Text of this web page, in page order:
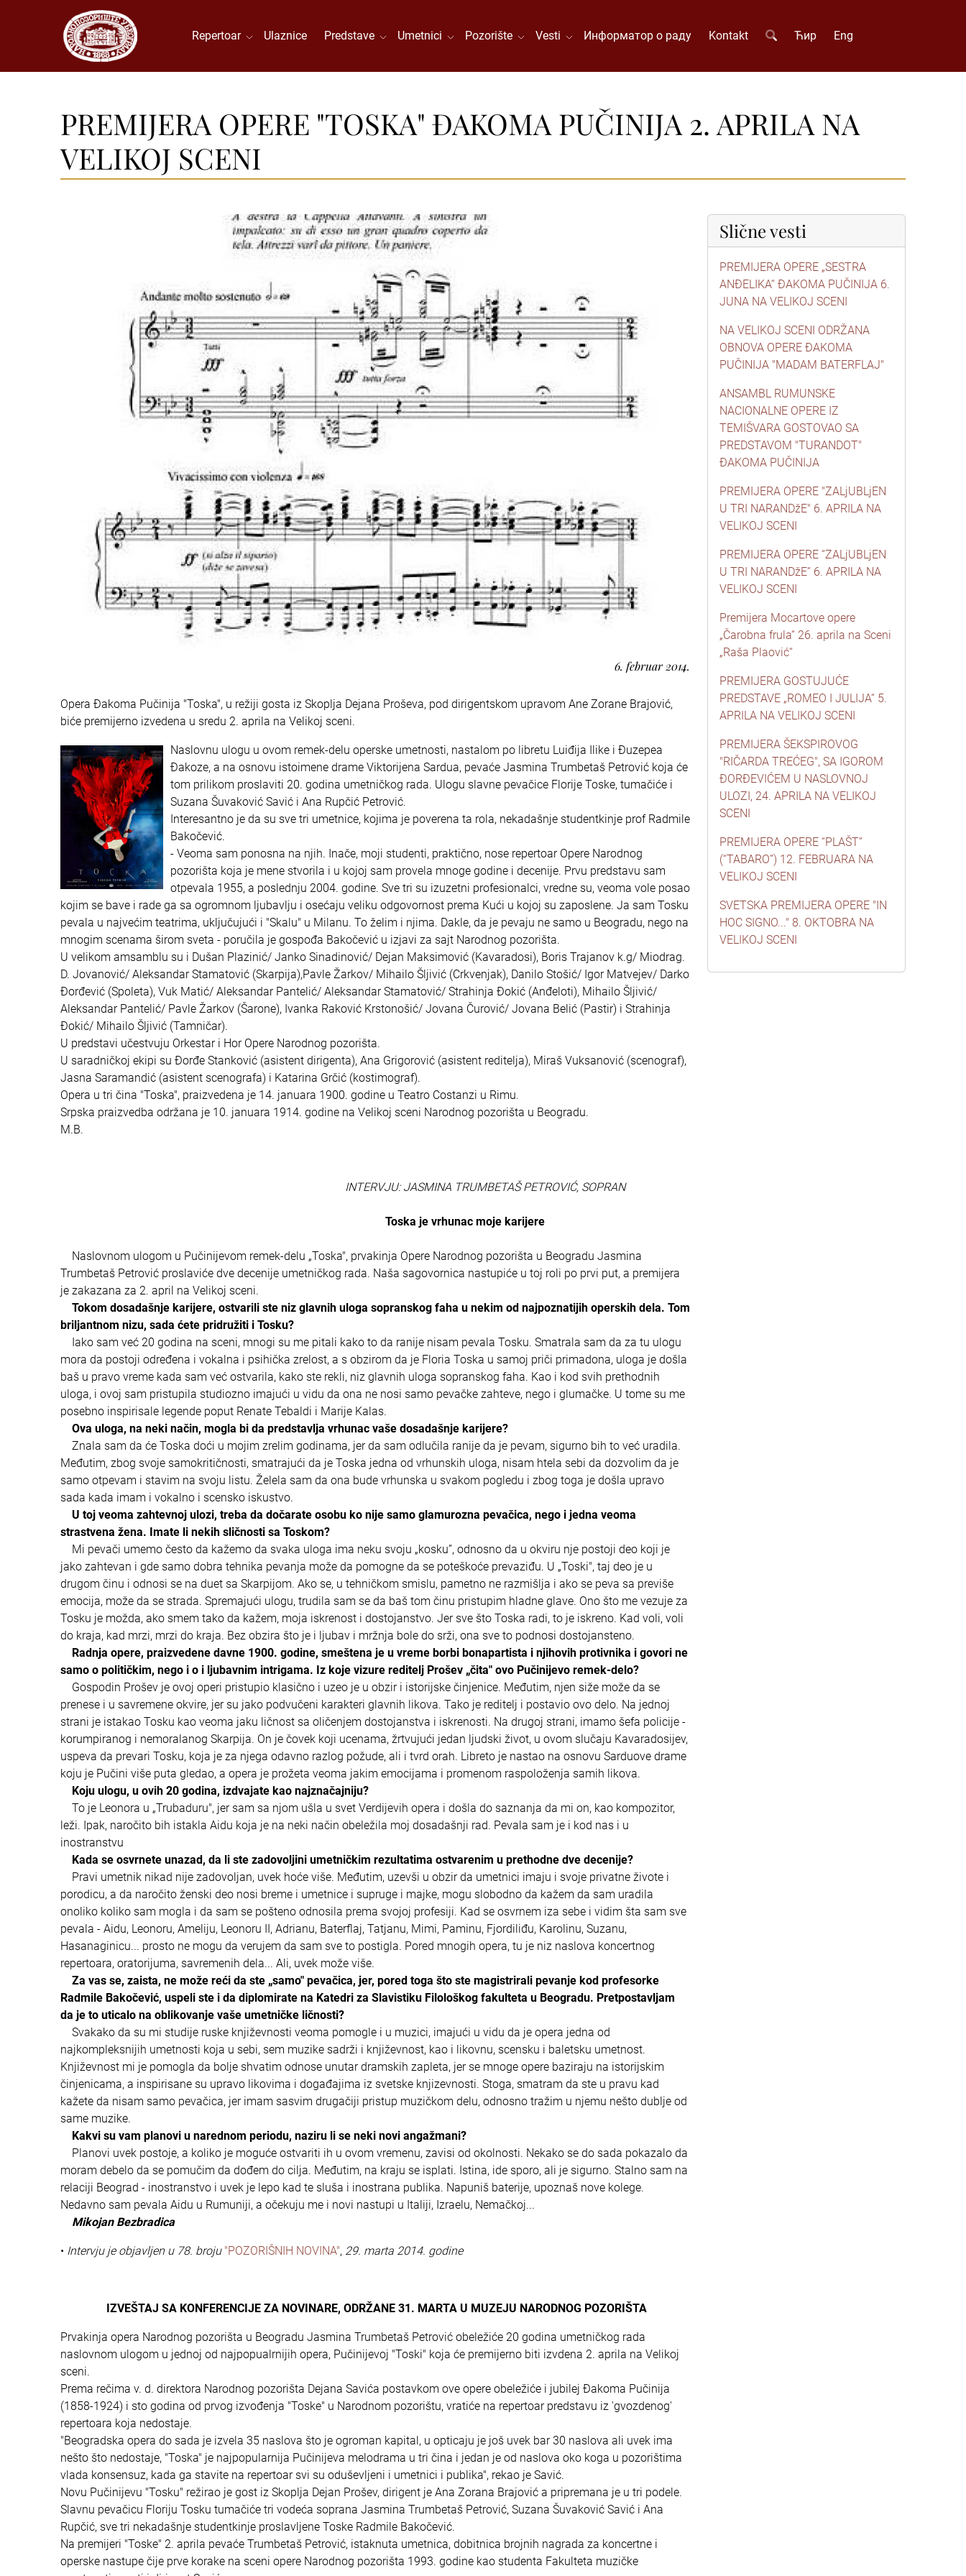
Repertoar Ulaznice Predstave Umetnici Pozorište Vesti Информатор о раду Kontakt Ћир Eng
PREMIJERA OPERE "TOSKA" ĐAKOMA PUČINIJA 2. APRILA NA
VELIKOJ SCENI
6. februar 2014.
Opera Đakoma Pučinija "Toska", u režiji gosta iz Skoplja Dejana Proševa, pod dirigentskom upravom Ane Zorane Brajović,
biće premijerno izvedena u sredu 2. aprila na Velikoj sceni.
Naslovnu ulogu u ovom remek-delu operske umetnosti, nastalom po libretu Luiđija Ilike i Đuzepea
Đakoze, a na osnovu istoimene drame Viktorijena Sardua, pevaće Jasmina Trumbetaš Petrović koja će
tom prilikom proslaviti 20. godina umetničkog rada. Ulogu slavne pevačice Florije Toske, tumačiće i
Suzana Šuvaković Savić i Ana Rupčić Petrović.
Interesantno je da su sve tri umetnice, kojima je poverena ta rola, nekadašnje studentkinje prof Radmile
Bakočević.
- Veoma sam ponosna na njih. Inače, moji studenti, praktično, nose repertoar Opere Narodnog
pozorišta koja je mene stvorila i u kojoj sam provela mnoge godine i decenije. Prvu predstavu sam
otpevala 1955, a poslednju 2004. godine. Sve tri su izuzetni profesionalci, vredne su, veoma vole posao
kojim se bave i rade ga sa ogromnom ljubavlju i osećaju veliku odgovornost prema Kući u kojoj su zaposlene. Ja sam Tosku
pevala u najvećim teatrima, uključujući i "Skalu" u Milanu. To želim i njima. Dakle, da je pevaju ne samo u Beogradu, nego na
mnogim scenama širom sveta - poručila je gospođa Bakočević u izjavi za sajt Narodnog pozorišta.
U velikom amsamblu su i Dušan Plazinić/ Janko Sinadinović/ Dejan Maksimović (Kavaradosi), Boris Trajanov k.g/ Miodrag.
D. Jovanović/ Aleksandar Stamatović (Skarpija),Pavle Žarkov/ Mihailo Šljivić (Crkvenjak), Danilo Stošić/ Igor Matvejev/ Darko
Đorđević (Spoleta), Vuk Matić/ Aleksandar Pantelić/ Aleksandar Stamatović/ Strahinja Đokić (Anđeloti), Mihailo Šljivić/
Aleksandar Pantelić/ Pavle Žarkov (Šarone), Ivanka Raković Krstonošić/ Jovana Čurović/ Jovana Belić (Pastir) i Strahinja
Đokić/ Mihailo Šljivić (Tamničar).
U predstavi učestvuju Orkestar i Hor Opere Narodnog pozorišta.
U saradničkoj ekipi su Đorđe Stanković (asistent dirigenta), Ana Grigorović (asistent reditelja), Miraš Vuksanović (scenograf),
Jasna Saramandić (asistent scenografa) i Katarina Grčić (kostimograf).
Opera u tri čina "Toska", praizvedena je 14. januara 1900. godine u Teatro Costanzi u Rimu.
Srpska praizvedba održana je 10. januara 1914. godine na Velikoj sceni Narodnog pozorišta u Beogradu.
M.B.
INTERVJU: JASMINA TRUMBETAŠ PETROVIĆ, SOPRAN
Toska je vrhunac moje karijere
Naslovnom ulogom u Pučinijevom remek-delu „Toska", prvakinja Opere Narodnog pozorišta u Beogradu Jasmina
Trumbetaš Petrović proslaviće dve decenije umetničkog rada. Naša sagovornica nastupiće u toj roli po prvi put, a premijera
je zakazana za 2. april na Velikoj sceni.
Tokom dosadašnje karijere, ostvarili ste niz glavnih uloga sopranskog faha u nekim od najpoznatijih operskih dela. Tom
briljantnom nizu, sada ćete pridružiti i Tosku?
Iako sam već 20 godina na sceni, mnogi su me pitali kako to da ranije nisam pevala Tosku. Smatrala sam da za tu ulogu
mora da postoji određena i vokalna i psihička zrelost, a s obzirom da je Floria Toska u samoj priči primadona, uloga je došla
baš u pravo vreme kada sam već ostvarila, kako ste rekli, niz glavnih uloga sopranskog faha. Kao i kod svih prethodnih
uloga, i ovoj sam pristupila studiozno imajući u vidu da ona ne nosi samo pevačke zahteve, nego i glumačke. U tome su me
posebno inspirisale legende poput Renate Tebaldi i Marije Kalas.
Ova uloga, na neki način, mogla bi da predstavlja vrhunac vaše dosadašnje karijere?
Znala sam da će Toska doći u mojim zrelim godinama, jer da sam odlučila ranije da je pevam, sigurno bih to već uradila.
Međutim, zbog svoje samokritičnosti, smatrajući da je Toska jedna od vrhunskih uloga, nisam htela sebi da dozvolim da je
samo otpevam i stavim na svoju listu. Želela sam da ona bude vrhunska u svakom pogledu i zbog toga je došla upravo
sada kada imam i vokalno i scensko iskustvo.
U toj veoma zahtevnoj ulozi, treba da dočarate osobu ko nije samo glamurozna pevačica, nego i jedna veoma
strastvena žena. Imate li nekih sličnosti sa Toskom?
Mi pevači umemo često da kažemo da svaka uloga ima neku svoju „kosku”, odnosno da u okviru nje postoji deo koji je
jako zahtevan i gde samo dobra tehnika pevanja može da pomogne da se poteškoće prevaziđu. U „Toski", taj deo je u
drugom činu i odnosi se na duet sa Skarpijom. Ako se, u tehničkom smislu, pametno ne razmišlja i ako se peva sa previše
emocija, može da se strada. Spremajući ulogu, trudila sam se da baš tom činu pristupim hladne glave. Ono što me vezuje za
Tosku je možda, ako smem tako da kažem, moja iskrenost i dostojanstvo. Jer sve što Toska radi, to je iskreno. Kad voli, voli
do kraja, kad mrzi, mrzi do kraja. Bez obzira što je i ljubav i mržnja bole do srži, ona sve to podnosi dostojansteno.
Radnja opere, praizvedene davne 1900. godine, smeštena je u vreme borbi bonapartista i njihovih protivnika i govori ne
samo o političkim, nego i o i ljubavnim intrigama. Iz koje vizure reditelj Prošev „čita" ovo Pučinijevo remek-delo?
Gospodin Prošev je ovoj operi pristupio klasično i uzeo je u obzir i istorijske činjenice. Međutim, njen siže može da se
prenese i u savremene okvire, jer su jako podvučeni karakteri glavnih likova. Tako je reditelj i postavio ovo delo. Na jednoj
strani je istakao Tosku kao veoma jaku ličnost sa oličenjem dostojanstva i iskrenosti. Na drugoj strani, imamo šefa policije -
korumpiranog i nemoralanog Skarpija. On je čovek koji ucenama, žrtvujući jedan ljudski život, u ovom slučaju Kavaradosijev,
uspeva da prevari Tosku, koja je za njega odavno razlog požude, ali i tvrd orah. Libreto je nastao na osnovu Sarduove drame
koju je Pučini više puta gledao, a opera je prožeta veoma jakim emocijama i promenom raspoloženja samih likova.
Koju ulogu, u ovih 20 godina, izdvajate kao najznačajniju?
To je Leonora u „Trubaduru", jer sam sa njom ušla u svet Verdijevih opera i došla do saznanja da mi on, kao kompozitor,
leži. Ipak, naročito bih istakla Aidu koja je na neki način obeležila moj dosadašnji rad. Pevala sam je i kod nas i u
inostranstvu
Kada se osvrnete unazad, da li ste zadovoljini umetničkim rezultatima ostvarenim u prethodne dve decenije?
Pravi umetnik nikad nije zadovoljan, uvek hoće više. Međutim, uzevši u obzir da umetnici imaju i svoje privatne živote i
porodicu, a da naročito ženski deo nosi breme i umetnice i supruge i majke, mogu slobodno da kažem da sam uradila
onoliko koliko sam mogla i da sam se pošteno odnosila prema svojoj profesiji. Kad se osvrnem iza sebe i vidim šta sam sve
pevala - Aidu, Leonoru, Ameliju, Leonoru II, Adrianu, Baterflaj, Tatjanu, Mimi, Paminu, Fjordiliđu, Karolinu, Suzanu,
Hasanaginicu... prosto ne mogu da verujem da sam sve to postigla. Pored mnogih opera, tu je niz naslova koncertnog
repertoara, oratorijuma, savremenih dela... Ali, uvek može više.
Za vas se, zaista, ne može reći da ste „samo" pevačica, jer, pored toga što ste magistrirali pevanje kod profesorke
Radmile Bakočević, uspeli ste i da diplomirate na Katedri za Slavistiku Filološkog fakulteta u Beogradu. Pretpostavljam
da je to uticalo na oblikovanje vaše umetničke ličnosti?
Svakako da su mi studije ruske književnosti veoma pomogle i u muzici, imajući u vidu da je opera jedna od
najkompleksnijih umetnosti koja u sebi, sem muzike sadrži i književnost, kao i likovnu, scensku i baletsku umetnost.
Književnost mi je pomogla da bolje shvatim odnose unutar dramskih zapleta, jer se mnoge opere baziraju na istorijskim
činjenicama, a inspirisane su upravo likovima i događajima iz svetske knjizevnosti. Stoga, smatram da ste u pravu kad
kažete da nisam samo pevačica, jer imam sasvim drugačiji pristup muzičkom delu, odnosno tražim u njemu nešto dublje od
same muzike.
Kakvi su vam planovi u narednom periodu, naziru li se neki novi angažmani?
Planovi uvek postoje, a koliko je moguće ostvariti ih u ovom vremenu, zavisi od okolnosti. Nekako se do sada pokazalo da
moram debelo da se pomučim da dođem do cilja. Međutim, na kraju se isplati. Istina, ide sporo, ali je sigurno. Stalno sam na
relaciji Beograd - inostranstvo i uvek je lepo kad te sluša i inostrana publika. Napuniš baterije, upoznaš nove kolege.
Nedavno sam pevala Aidu u Rumuniji, a očekuju me i novi nastupi u Italiji, Izraelu, Nemačkoj...
Mikojan Bezbradica
• Intervju je objavljen u 78. broju "POZORIŠNIH NOVINA", 29. marta 2014. godine
IZVEŠTAJ SA KONFERENCIJE ZA NOVINARE, ODRŽANE 31. MARTA U MUZEJU NARODNOG POZORIŠTA
Prvakinja opera Narodnog pozorišta u Beogradu Jasmina Trumbetaš Petrović obeležiće 20 godina umetničkog rada
naslovnom ulogom u jednoj od najpopualrnijih opera, Pučinijevoj "Toski" koja će premijerno biti izvdena 2. aprila na Velikoj
sceni.
Prema rečima v. d. direktora Narodnog pozorišta Dejana Savića postavkom ove opere obeležiće i jubilej Đakoma Pučinija
(1858-1924) i sto godina od prvog izvođenja "Toske" u Narodnom pozorištu, vratiće na repertoar predstavu iz 'gvozdenog'
repertoara koja nedostaje.
"Beogradska opera do sada je izvela 35 naslova što je ogroman kapital, u opticaju je još uvek bar 30 naslova ali uvek ima
nešto što nedostaje, "Toska" je najpopularnija Pučinijeva melodrama u tri čina i jedan je od naslova oko koga u pozorištima
vlada konsensuz, kada ga stavite na repertoar svi su oduševljeni i umetnici i publika", rekao je Savić.
Novu Pučinijevu "Tosku" režirao je gost iz Skoplja Dejan Prošev, dirigent je Ana Zorana Brajović a pripremana je u tri podele.
Slavnu pevačicu Floriju Tosku tumačiće tri vodeća soprana Jasmina Trumbetaš Petrović, Suzana Šuvaković Savić i Ana
Rupčić, sve tri nekadašnje studentkinje proslavljene Toske Radmile Bakočević.
Na premijeri "Toske" 2. aprila pevaće Trumbetaš Petrović, istaknuta umetnica, dobitnica brojnih nagrada za koncertne i
operske nastupe čije prve korake na sceni opere Narodnog pozorišta 1993. godine kao studenta Fakulteta muzičke
Slične vesti
PREMIJERA OPERE „SESTRA
ANĐELIKA“ ĐAKOMA PUČINIJA 6.
JUNA NA VELIKOJ SCENI
NA VELIKOJ SCENI ODRŽANA
OBNOVA OPERE ĐAKOMA
PUČINIJA "MADAM BATERFLAJ"
ANSAMBL RUMUNSKE
NACIONALNE OPERE IZ
TEMIŠVARA GOSTOVAO SA
PREDSTAVOM "TURANDOT"
ĐAKOMA PUČINIJA
PREMIJERA OPERE "ZALjUBLjEN
U TRI NARANDžE" 6. APRILA NA
VELIKOJ SCENI
PREMIJERA OPERE “ZALjUBLjEN
U TRI NARANDžE” 6. APRILA NA
VELIKOJ SCENI
Premijera Mocartove opere
„Čarobna frula“ 26. aprila na Sceni
„Raša Plaović“
PREMIJERA GOSTUJUĆE
PREDSTAVE „ROMEO I JULIJA“ 5.
APRILA NA VELIKOJ SCENI
PREMIJERA ŠEKSPIROVOG
"RIČARDA TREĆEG", SA IGOROM
ĐORĐEVIĆEM U NASLOVNOJ
ULOZI, 24. APRILA NA VELIKOJ
SCENI
PREMIJERA OPERE “PLAŠT”
(“TABARO”) 12. FEBRUARA NA
VELIKOJ SCENI
SVETSKA PREMIJERA OPERE "IN
HOC SIGNO..." 8. OKTOBRA NA
VELIKOJ SCENI